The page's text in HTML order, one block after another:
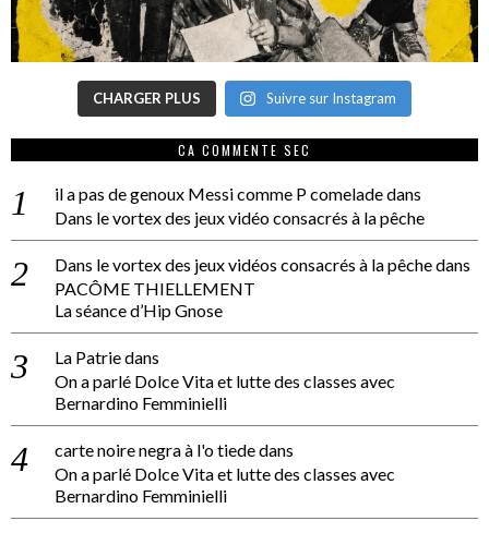
CHARGER PLUS Suivre sur Instagram
CA COMMENTE SEC
il a pas de genoux Messi comme P comeladedans
Dans le vortex des jeux vidéo consacrés à la pêche
Dans le vortex des jeux vidéos consacrés à la pêchedans
PACÔME THIELLEMENT
La séance d’Hip Gnose
La Patriedans
On a parlé Dolce Vita et lutte des classes avec
Bernardino Femminielli
carte noire negra à l'o tiededans
On a parlé Dolce Vita et lutte des classes avec
Bernardino Femminielli